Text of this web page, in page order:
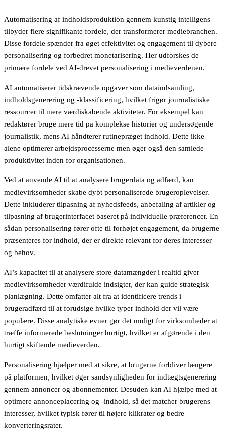
Automatisering af indholdsproduktion gennem kunstig intelligens
tilbyder flere signifikante fordele, der transformerer mediebranchen.
Disse fordele spænder fra øget effektivitet og engagement til dybere
personalisering og forbedret monetarisering. Her udforskes de
primære fordele ved AI-drevet personalisering i medieverdenen.
AI automatiserer tidskrævende opgaver som dataindsamling,
indholdsgenerering og -klassificering, hvilket frigør journalistiske
ressourcer til mere værdiskabende aktiviteter. For eksempel kan
redaktører bruge mere tid på komplekse historier og undersøgende
journalistik, mens AI håndterer rutinepræget indhold. Dette ikke
alene optimerer arbejdsprocesserne men øger også den samlede
produktivitet inden for organisationen.
Ved at anvende AI til at analysere brugerdata og adfærd, kan
medievirksomheder skabe dybt personaliserede brugeroplevelser.
Dette inkluderer tilpasning af nyhedsfeeds, anbefaling af artikler og
tilpasning af brugerinterfacet baseret på individuelle præferencer. En
sådan personalisering fører ofte til forhøjet engagement, da brugerne
præsenteres for indhold, der er direkte relevant for deres interesser
og behov.
AI’s kapacitet til at analysere store datamængder i realtid giver
medievirksomheder værdifulde indsigter, der kan guide strategisk
planlægning. Dette omfatter alt fra at identificere trends i
brugeradfærd til at forudsige hvilke typer indhold der vil være
populære. Disse analytiske evner gør det muligt for virksomheder at
træffe informerede beslutninger hurtigt, hvilket er afgørende i den
hurtigt skiftende medieverden.
Personalisering hjælper med at sikre, at brugerne forbliver længere
på platformen, hvilket øger sandsynligheden for indtægtsgenerering
gennem annoncer og abonnementer. Desuden kan AI hjælpe med at
optimere annonceplacering og -indhold, så det matcher brugerens
interesser, hvilket typisk fører til højere klikrater og bedre
konverteringsrater.